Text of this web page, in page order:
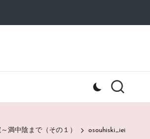
満中陰まで（その１） osouhiski_iei